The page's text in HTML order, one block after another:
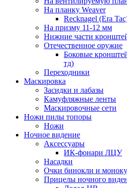
На планку Weaver
Recknagel (Era
На призму 11-12 мм
Нижние части
Отечественное оружие
Боковые
тд)
Переходники
Маскировка
Засидки и лабазы
Камуфляжные ленты
Маскировочные сети
Ножи пилы топоры
Ножи
Ночное видение
Аксессуары
ИК-фонари ЛЦУ
Насадки
Очки бинокли и
Прицелы ночного